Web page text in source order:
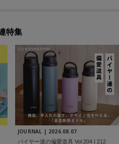
特集
JOURNAL | 2026.08.07
バイヤー達の偏愛道具 Vol.204 | 212